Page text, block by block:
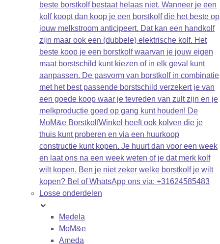
beste borstkolf bestaat helaas niet. Wanneer je een
kolf koopt dan koop je een borstkolf die het beste op
jouw melkstroom anticipeert. Dat kan een handkolf
zijn maar ook een (dubbele) elektrische kolf. Het
beste koop je een borstkolf waarvan je jouw eigen
maat borstschild kunt kiezen of in elk geval kunt
aanpassen. De pasvorm van borstkolf in combinatie
met het best passende borstschild verzekert je van
een goede koop waar je tevreden van zult zijn en je
melkproductie goed op gang kunt houden! De
MoM&e BorstkolfWinkel heeft ook kolven die je
thuis kunt proberen en via een huurkoop
constructie kunt kopen. Je huurt dan voor een week
en laat ons na een week weten of je dat merk kolf
wilt kopen. Ben je niet zeker welke borstkolf je wilt
kopen? Bel of WhatsApp ons via: +31624585483
Losse onderdelen
Medela
MoM&e
Ameda